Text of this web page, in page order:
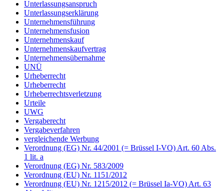
Unterlassungsanspruch
Unterlassungserklärung
Unternehmensführung
Unternehmensfusion
Unternehmenskauf
Unternehmenskaufvertrag
Unternehmensübernahme
UNÜ
Urheberrecht
Urheberrecht
Urheberrechtsverletzung
Urteile
UWG
Vergaberecht
Vergabeverfahren
vergleichende Werbung
Verordnung (EG) Nr. 44/2001 (= Brüssel I-VO) Art. 60 Abs.
1 lit. a
Verordnung (EG) Nr. 583/2009
Verordnung (EU) Nr. 1151/2012
Verordnung (EU) Nr. 1215/2012 (= Brüssel Ia-VO) Art. 63